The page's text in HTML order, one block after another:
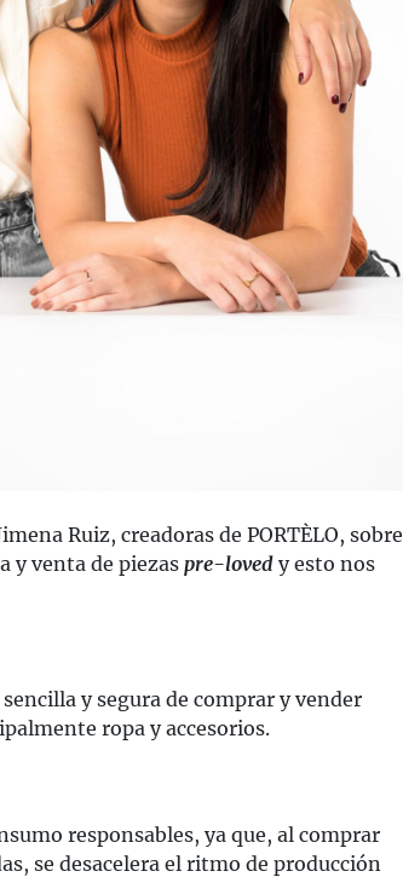
Ruiz, creadoras de PORTÈLO, sobre
y venta de piezas pre-loved y esto nos
y segura de comprar y vender
ropa y accesorios.
responsables, ya que, al comprar
se desacelera el ritmo de producción